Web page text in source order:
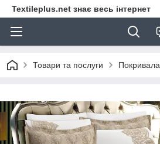
Textileplus.net знає весь інтернет
Товари та послуги Покривала